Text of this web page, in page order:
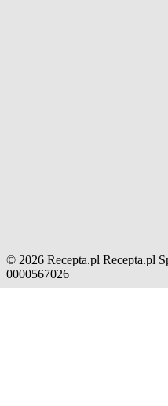
© 2026 Recepta.pl Recepta.pl
0000567026